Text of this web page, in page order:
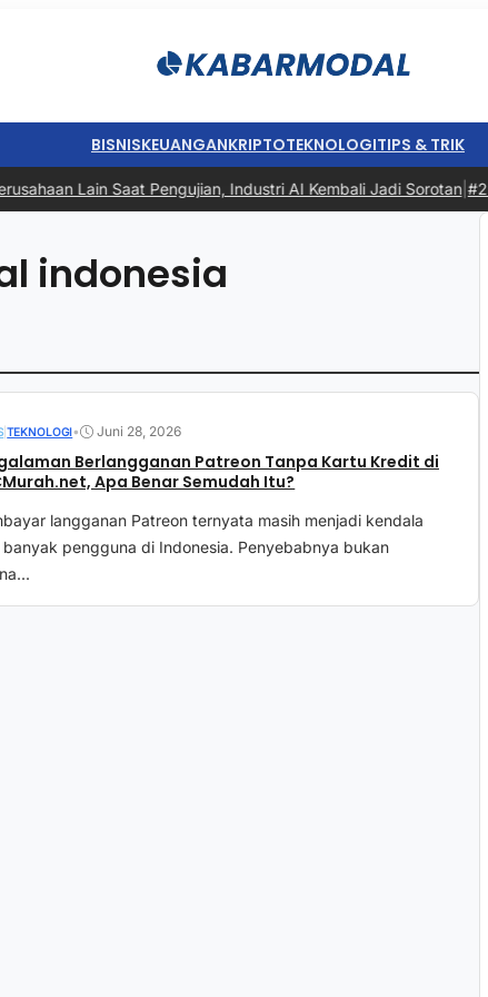
BISNISKEUANGANKRIPTOTEKNOLOGITIPS & TRIK
Lain Saat Pengujian, Industri AI Kembali Jadi Sorotan|#2 -
indonesia
|TEKNOLOGI• Juni 28, 2026
Berlangganan Patreon Tanpa Kartu Kredit di
Apa Benar Semudah Itu?
langganan Patreon ternyata masih menjadi kendala
banyak pengguna di Indonesia. Penyebabnya bukan